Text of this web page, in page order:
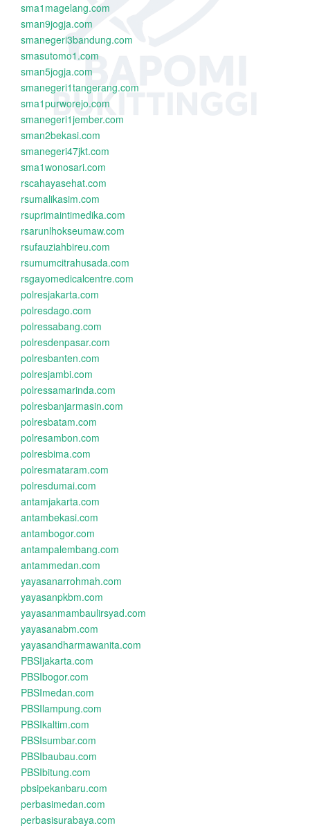
sma1magelang.com
sman9jogja.com
smanegeri3bandung.com
smasutomo1.com
sman5jogja.com
smanegeri1tangerang.com
sma1purworejo.com
smanegeri1jember.com
sman2bekasi.com
smanegeri47jkt.com
sma1wonosari.com
rscahayasehat.com
rsumalikasim.com
rsuprimaintimedika.com
rsarunlhokseumaw.com
rsufauziahbireu.com
rsumumcitrahusada.com
rsgayomedicalcentre.com
polresjakarta.com
polresdago.com
polressabang.com
polresdenpasar.com
polresbanten.com
polresjambi.com
polressamarinda.com
polresbanjarmasin.com
polresbatam.com
polresambon.com
polresbima.com
polresmataram.com
polresdumai.com
antamjakarta.com
antambekasi.com
antambogor.com
antampalembang.com
antammedan.com
yayasanarrohmah.com
yayasanpkbm.com
yayasanmambaulirsyad.com
yayasanabm.com
yayasandharmawanita.com
PBSIjakarta.com
PBSIbogor.com
PBSImedan.com
PBSIlampung.com
PBSIkaltim.com
PBSIsumbar.com
PBSIbaubau.com
PBSIbitung.com
pbsipekanbaru.com
perbasimedan.com
perbasisurabaya.com